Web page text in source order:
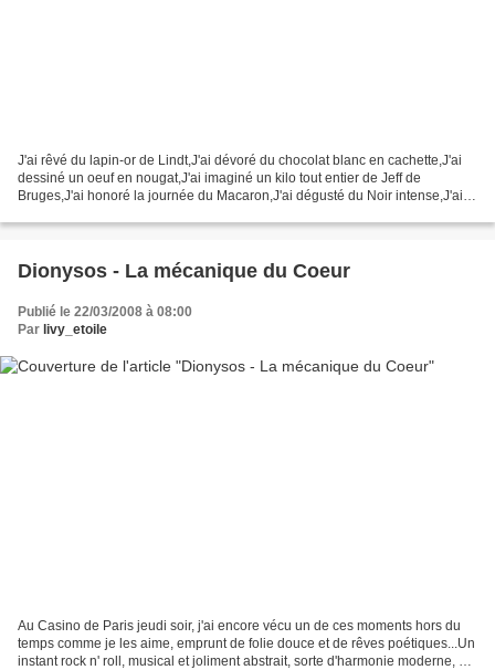
J'ai rêvé du lapin-or de Lindt,J'ai dévoré du chocolat blanc en cachette,J'ai
dessiné un oeuf en nougat,J'ai imaginé un kilo tout entier de Jeff de
Bruges,J'ai honoré la journée du Macaron,J'ai dégusté du Noir intense,J'ai
Dionysos - La mécanique du Coeur
Publié le 22/03/2008 à 08:00
Par livy_etoile
Au Casino de Paris jeudi soir, j'ai encore vécu un de ces moments hors du
temps comme je les aime, emprunt de folie douce et de rêves poétiques...Un
instant rock n' roll, musical et joliment abstrait, sorte d'harmonie moderne, de